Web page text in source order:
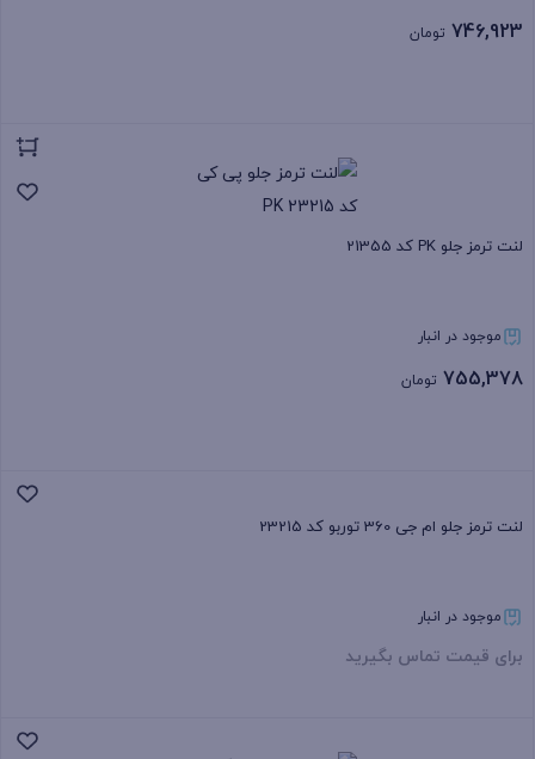
746,923 تومان
لنت ترمز جلو PK کد 21355
موجود در انبار
755,378 تومان
لنت ترمز جلو ام جی 360 توربو کد 23215
موجود در انبار
برای قیمت تماس بگیرید